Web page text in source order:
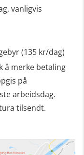
repetisjon
–
liten
repetisjon
vanligvis
(135 kr/dag)
å merke betaling
på
arbeidsdag.
tilsendt.